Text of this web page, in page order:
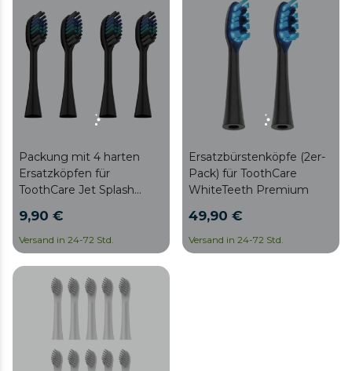
Packung mit 4 harten
Ersatzköpfen für
ToothCare Jet Splash
9,90 €
Versand in 24-72 Std.
Ersatzbürstenköpfe (2er-
Pack) für ToothCare
WhiteTeeth Premium
49,90 €
Versand in 24-72 Std.